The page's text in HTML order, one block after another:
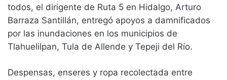
todos, el dirigente de Ruta 5 en Hidalgo, Arturo
Barraza Santillán, entregó apoyos a damnificados
por las inundaciones en los municipios de
Tlahuelilpan, Tula de Allende y Tepeji del Río.
Despensas, enseres y ropa recolectada entre